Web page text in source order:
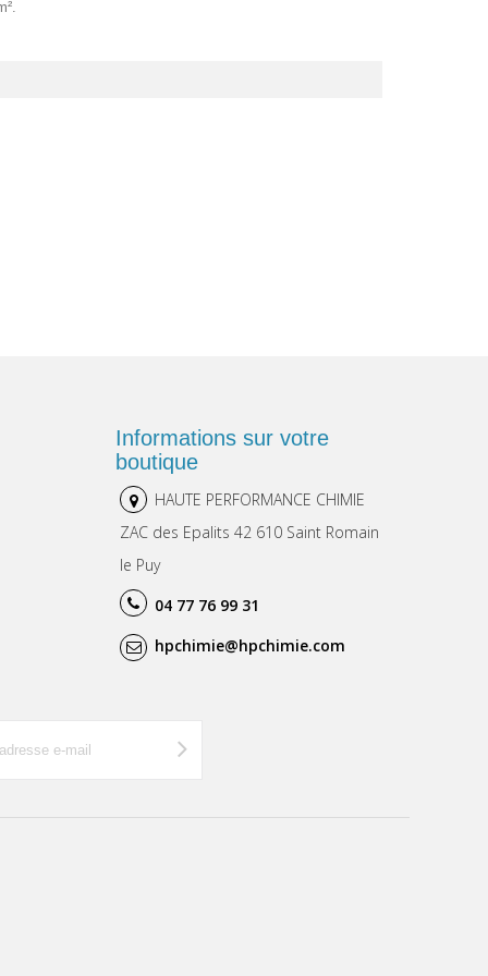
Informations sur votre
boutique
HAUTE PERFORMANCE CHIMIE
ZAC des Epalits 42 610 Saint Romain
le Puy
04 77 76 99 31
hpchimie@hpchimie.com